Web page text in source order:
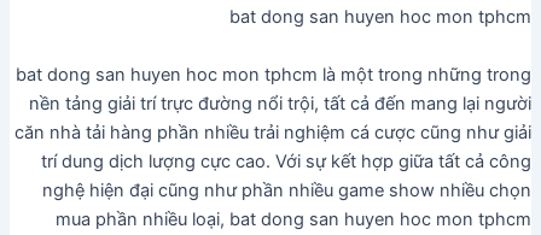
bat dong san huyen hoc mon tphcm
bat dong san huyen hoc mon tphcm là một trong những trong
nền tảng giải trí trực đường nổi trội, tất cả đến mang lại người
căn nhà tải hàng phần nhiều trải nghiệm cá cược cũng như giải
trí dung dịch lượng cực cao. Với sự kết hợp giữa tất cả công
nghệ hiện đại cũng như phần nhiều game show nhiều chọn
mua phần nhiều loại, bat dong san huyen hoc mon tphcm